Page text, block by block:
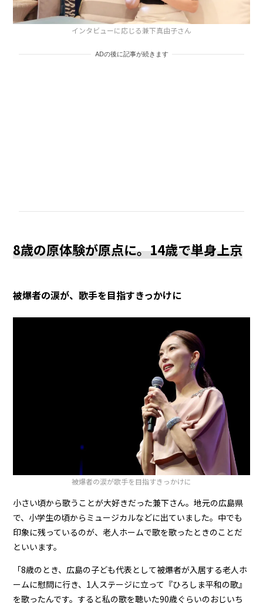
インタビューに応じる兼下真由子さん
ADの後に記事が続きます
8歳の原体験が原点に。14歳で単身上京
被爆者の涙が、歌手を目指すきっかけに
被爆者の涙が歌手を目指すきっかけに
小さい頃から歌うことが大好きだった兼下さん。地元の広島県
で、小学生の頃からミュージカルなどに出ていました。中でも
印象に残っているのが、老人ホームで歌を歌ったときのことだ
といいます。
「8歳のとき、広島の子ども代表として被爆者が入居する老人ホ
ームに慰問に行き、1人ステージに立って『ひろしま平和の歌』
を歌ったんです。すると私の歌を聴いた90歳ぐらいのおじいち